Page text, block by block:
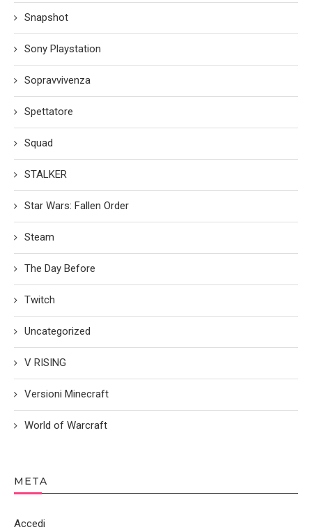
Snapshot
Sony Playstation
Sopravvivenza
Spettatore
Squad
STALKER
Star Wars: Fallen Order
Steam
The Day Before
Twitch
Uncategorized
V RISING
Versioni Minecraft
World of Warcraft
META
Accedi